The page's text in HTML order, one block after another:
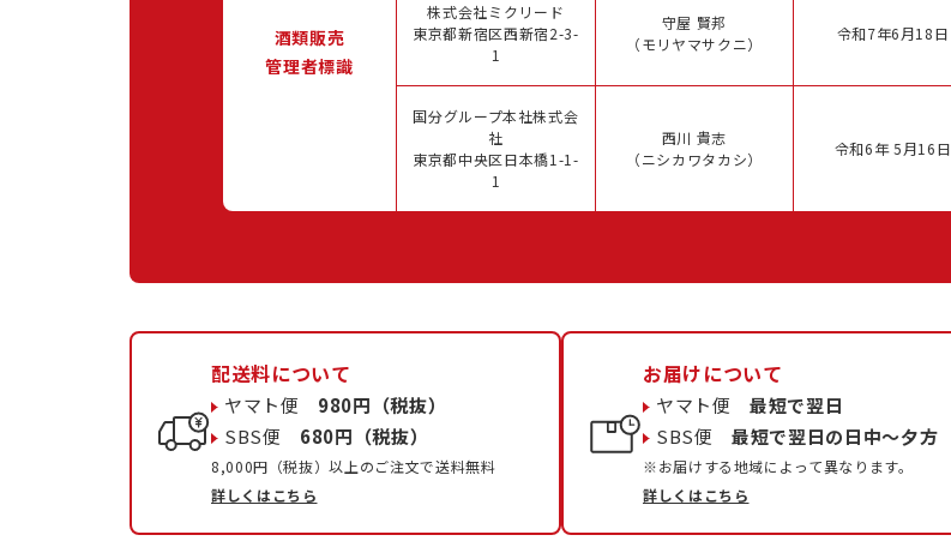
酒類販売
管理者標識
株式会社ミクリード
東京都新宿区西新宿2-3-
1
守屋 賢邦
（モリヤマサクニ）
令和7年6月18日
国分グループ本社株式会
社
東京都中央区日本橋1-1-
1
西川 貴志
（ニシカワタカシ）
令和6年 5月16日
配送料について
ヤマト便 980円（税抜）
SBS便 680円（税抜）
8,000円（税抜）以上のご注文で送料無料
詳しくはこちら
お届けについて
ヤマト便最短で翌日
SBS便最短で翌日の日中〜夕方
※お届けする地域によって異なります。
詳しくはこちら